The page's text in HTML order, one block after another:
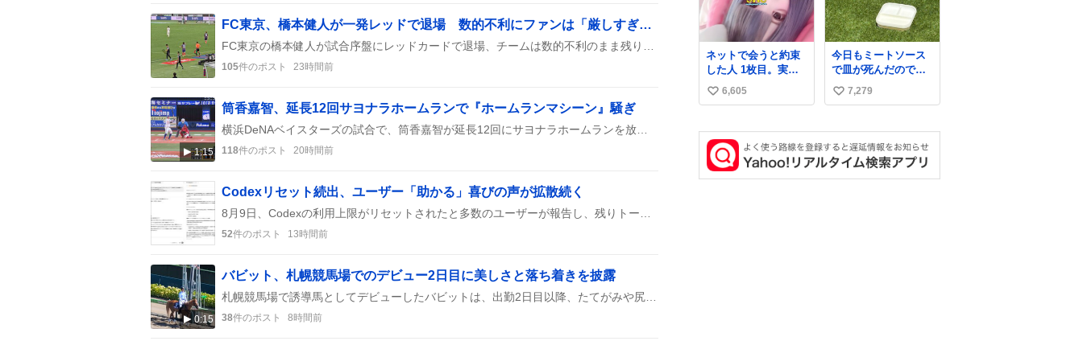
FC東京、橋本健人が一発レッドで退場 数的不利にファンは「厳しすぎる」
FC東京の橋本健人が試合序盤にレッドカードで退場、チームは数的不利のまま残り時間を戦うことに。
105件のポスト 23時間前
1:15
筒香嘉智、延長12回サヨナラホームランで『ホームランマシーン』騒ぎ
横浜DeNAベイスターズの試合で、筒香嘉智が延長12回にサヨナラホームランを放ち、チームを勝利に導いた。投手の馬場も好投し、観客は大歓声で沸いた。
118件のポスト 20時間前
Codexリセット続出、ユーザー「助かる」喜びの声が拡散続く
8月9日、Codexの利用上限がリセットされたと多数のユーザーが報告し、残りトークンが少なくても「リセットされた」「助かる」などと喜びの声が上がっている。中にはリセットのタイミングが予想外で戸惑う声や、リセット券の有無に関する質問も見受けられ、利用計画を見直す動きが広がっている。
52件のポスト 13時間前
0:15
バビット、札幌競馬場でのデビュー2日目に美しさと落ち着きを披露
札幌競馬場で誘導馬としてデビューしたバビットは、出勤2日目以降、たてがみや尻尾が光に映えて美しいと称賛され、後方誘導や待機中の落ち着いた姿が複数の投稿で紹介されている。ファンからは『めちゃくちゃ美しく そして 大人しかった』といったコメントも多数寄せられ、今後の活躍が期待されている。
38件のポスト 8時間前
数
数
ネットで会うと約束
した人 1枚目。実際
来た人2枚目
い
ね
数
6,605
今日もミートソース
で皿が死んだので、
天日干しをしていま
す🍝 ありがとう先人
い
ね
数
7,279